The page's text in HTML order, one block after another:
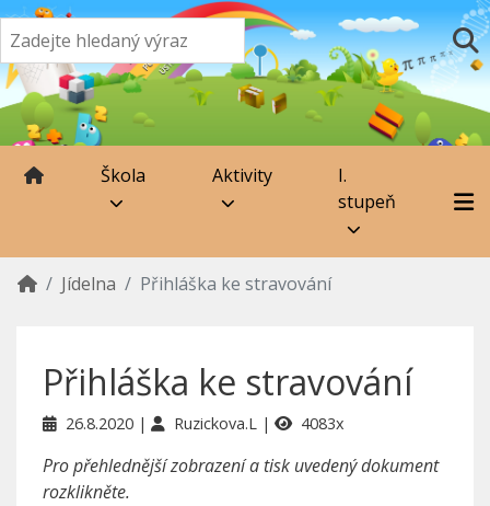
Škola Aktivity
I.
stupeň
Jídelna Přihláška ke stravování
Přihláška ke stravování
26.8.2020 Ruzickova.L 4083x
Pro přehlednější zobrazení a tisk uvedený dokument
rozklikněte.